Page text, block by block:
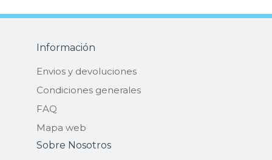
Información
Envios y devoluciones
Condiciones generales
FAQ
Mapa web
Sobre Nosotros